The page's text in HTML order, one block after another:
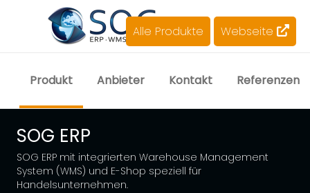
Produkt Anbieter Kontakt Referenzen
Alle Produkte Webseite
SOG ERP
SOG ERP mit integrierten Warehouse Management
System (WMS) und E-Shop speziell für
Handelsunternehmen.